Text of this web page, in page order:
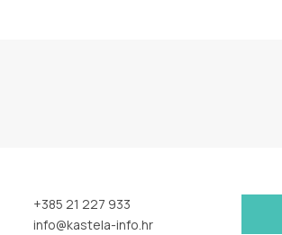
+385 21 227 933
info@kastela-info.hr